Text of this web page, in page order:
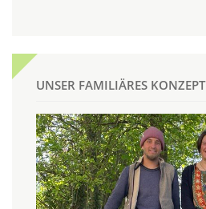
UNSER FAMILIÄRES KONZEPT